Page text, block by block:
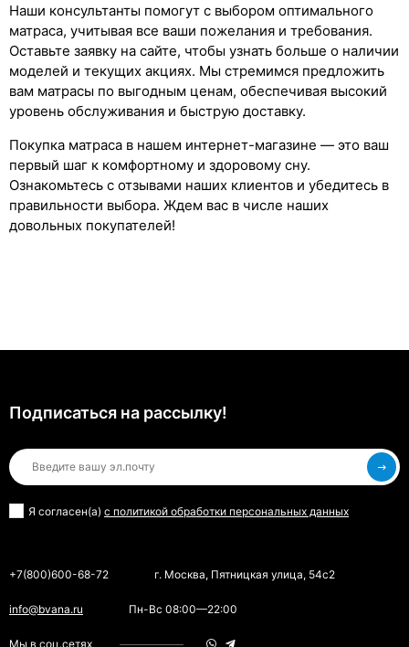
Наши консультанты помогут с выбором оптимального
матраса, учитывая все ваши пожелания и требования.
Оставьте заявку на сайте, чтобы узнать больше о наличии
моделей и текущих акциях. Мы стремимся предложить
вам матрасы по выгодным ценам, обеспечивая высокий
уровень обслуживания и быструю доставку.
Покупка матраса в нашем интернет-магазине — это ваш
первый шаг к комфортному и здоровому сну.
Ознакомьтесь с отзывами наших клиентов и убедитесь в
правильности выбора. Ждем вас в числе наших
довольных покупателей!
Подписаться на рассылкy!
Я согласен(a) с политикой обработки персональных данных
+7(800)600-68-72 г. Москва, Пятницкая улица, 54с2
info@bvana.ru Пн-Вс 08:00—22:00
Мы в соц.сетях